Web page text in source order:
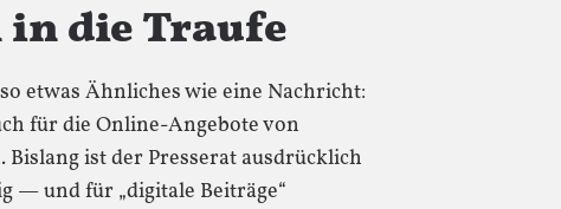
in die Traufe
etwas Ähnliches wie eine Nachricht:
für die Online-Angebote von
ist der Presserat ausdrücklich
— und für „digitale Beiträge“